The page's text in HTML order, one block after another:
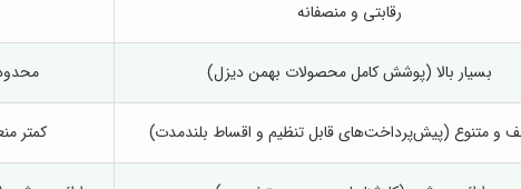
رقابتی و منصفانه
بسیار بالا (پوشش کامل محصولات بهمن دیزل)
و متنوع (پیش‌پرداخت‌های قابل تنظیم و اقساط بلندمدت) کمتر